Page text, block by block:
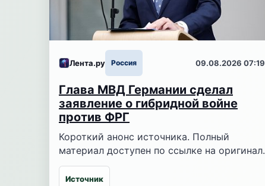
Лента.ру Россия 09.08.2026 07:19
Глава МВД Германии сделал
заявление о гибридной войне
против ФРГ
Короткий анонс источника. Полный
материал доступен по ссылке на оригинал.
Источник